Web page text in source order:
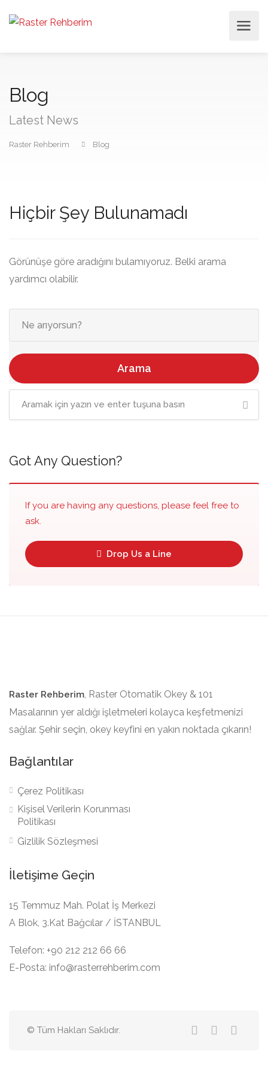
Blog
Latest News
Raster Rehberim Blog
Hiçbir Şey Bulunamadı
Görünüşe göre aradığını bulamıyoruz. Belki arama
yardımcı olabilir.
Arama
Got Any Question?
If you are having any questions, please feel free to
ask.
Drop Us a Line
Raster Rehberim , Raster Otomatik Okey & 101
Masalarının yer aldığı işletmeleri kolayca keşfetmenizi
sağlar. Şehir seçin, okey keyfini en yakın noktada çıkarın!
Bağlantılar
Çerez Politikası
Kişisel Verilerin Korunması
Politikası
Gizlilik Sözleşmesi
İletişime Geçin
15 Temmuz Mah. Polat İş Merkezi
A Blok, 3.Kat Bağcılar / İSTANBUL
Telefon: +90 212 212 66 66
E-Posta: info@rasterrehberim.com
© Tüm Hakları Saklıdır.